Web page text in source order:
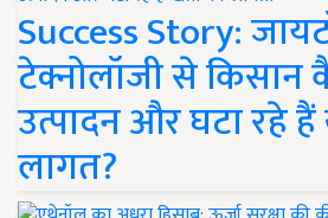
Success Story:
टेक्नोलॉजी से किसान
उत्पादन और घटा रहे
लागत?